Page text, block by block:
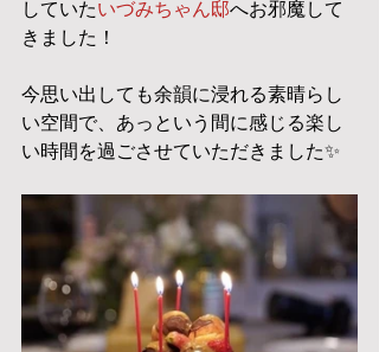
していたいづみちゃん邸へお邪魔して
きました！
今思い出しても余韻に浸れる素晴らし
い空間で、あっという間に感じる楽し
い時間を過ごさせていただきました✨